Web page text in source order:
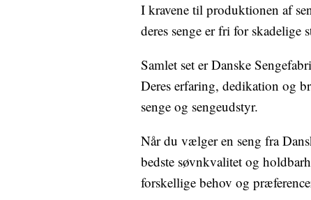
I kravene til produktionen af
deres senge er fri for
Samlet set er Danske
Deres erfaring, dedikation og
senge og sengeudstyr.
Når du vælger en seng fra
bedste søvnkvalitet og
forskellige behov og